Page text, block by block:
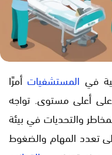
في المستشفياتأمرًا
على أعلى مستوى. تواجه
والتحديات في بيئة
تعدد المهام والضغوط